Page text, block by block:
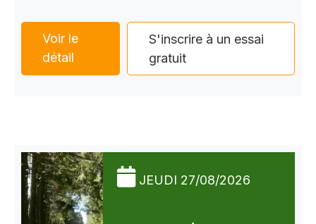
Voir le
détail
S'inscrire à un essai
gratuit
JEUDI 27/08/2026